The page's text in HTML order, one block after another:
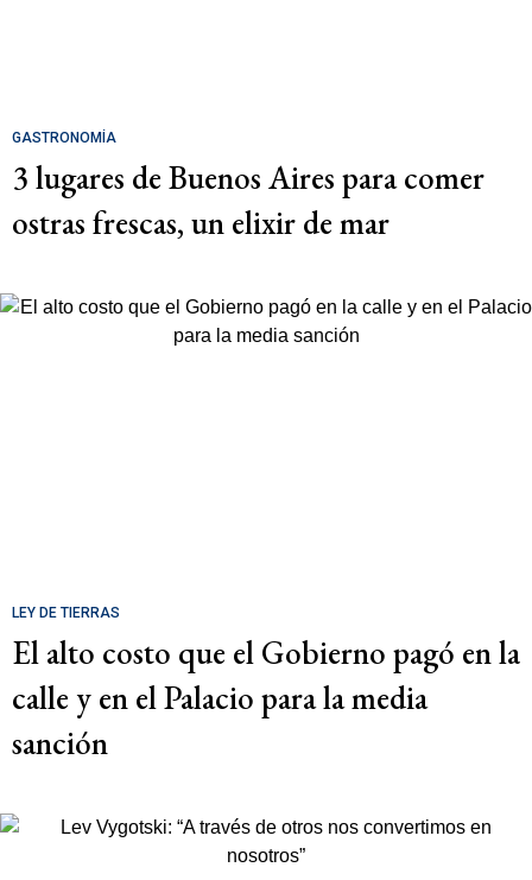
GASTRONOMÍA
3 lugares de Buenos Aires para comer
ostras frescas, un elixir de mar
LEY DE TIERRAS
El alto costo que el Gobierno pagó en la
calle y en el Palacio para la media
sanción